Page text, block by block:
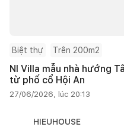
Biệt thự Trên 200m2
NI Villa mẫu nhà hướng
từ phố cổ Hội An
27/06/2026, lúc 20:13
HIEUHOUSE